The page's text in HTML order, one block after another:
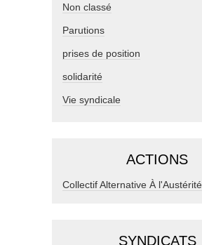
Non classé
Parutions
prises de position
solidarité
Vie syndicale
ACTIONS
Collectif Alternative À l'Austérité
SYNDICATS